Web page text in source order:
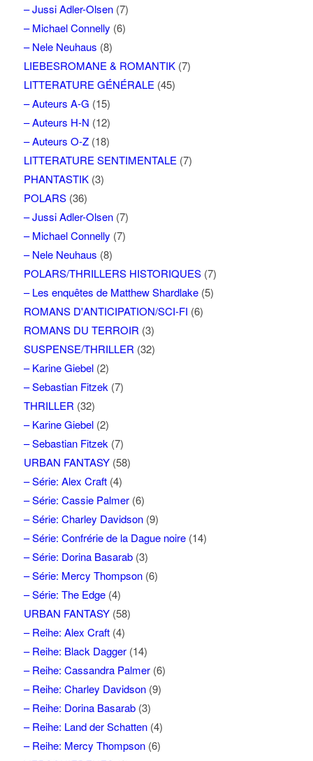
– Jussi Adler-Olsen(7)
– Michael Connelly (6)
– Nele Neuhaus (8)
LIEBESROMANE & ROMANTIK(7)
LITTERATURE GÉNÉRALE (45)
– Auteurs A-G (15)
– Auteurs H-N (12)
– Auteurs O-Z(18)
LITTERATURE SENTIMENTALE (7)
PHANTASTIK(3)
POLARS(36)
– Jussi Adler-Olsen(7)
– Michael Connelly (7)
– Nele Neuhaus (8)
POLARS/THRILLERS HISTORIQUES(7)
– Les enquêtes de Matthew Shardlake(5)
ROMANS D'ANTICIPATION/SCI-FI (6)
ROMANS DU TERROIR (3)
SUSPENSE/THRILLER (32)
– Karine Giebel(2)
– Sebastian Fitzek (7)
THRILLER (32)
– Karine Giebel(2)
– Sebastian Fitzek (7)
URBAN FANTASY(58)
– Série: Alex Craft(4)
– Série: Cassie Palmer(6)
– Série: Charley Davidson(9)
– Série: Confrérie de la Dague noire(14)
– Série: Dorina Basarab(3)
– Série: Mercy Thompson(6)
– Série: The Edge(4)
URBAN FANTASY(58)
– Reihe: Alex Craft(4)
– Reihe: Black Dagger(14)
– Reihe: Cassandra Palmer(6)
– Reihe: Charley Davidson(9)
– Reihe: Dorina Basarab(3)
– Reihe: Land der Schatten(4)
– Reihe: Mercy Thompson(6)